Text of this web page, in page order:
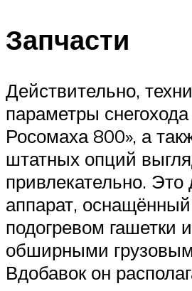
Запчасти
Действительно,
параметры
Росомаха 800», а
штатных опций
привлекательно.
аппарат,
подогревом гашетки
обширными
Вдобавок он